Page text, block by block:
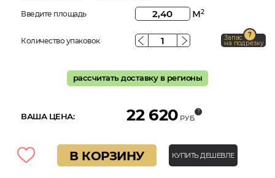
Введите площадь м2
Количество упаковок Запас
на подрезку
рассчитать доставку в регионы
ВАША ЦЕНА: 22 620 РУБ.
В КОРЗИНУ КУПИТЬ ДЕШЕВЛЕ